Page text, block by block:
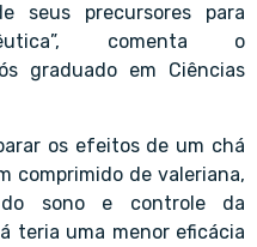
seus precursores para
comenta o
graduado em Ciências
os efeitos de um chá
comprimido de valeriana,
sono e controle da
teria uma menor eficácia